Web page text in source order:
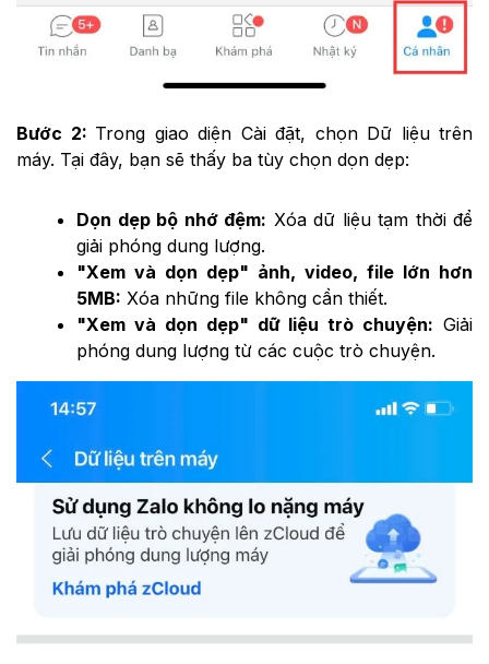
Bước 2: Trong giao diện Cài đặt, chọn Dữ liệu trên
máy. Tại đây, bạn sẽ thấy ba tùy chọn dọn dẹp:
Dọn dẹp bộ nhớ đệm: Xóa dữ liệu tạm thời để
giải phóng dung lượng.
"Xem và dọn dẹp" ảnh, video, file lớn hơn
5MB: Xóa những file không cần thiết.
"Xem và dọn dẹp" dữ liệu trò chuyện: Giải
phóng dung lượng từ các cuộc trò chuyện.